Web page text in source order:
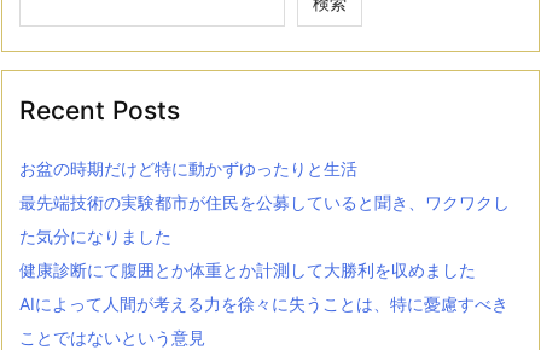
Recent Posts
お盆の時期だけど特に動かずゆったりと生活
最先端技術の実験都市が住民を公募していると聞き、ワクワクし
た気分になりました
健康診断にて腹囲とか体重とか計測して大勝利を収めました
AIによって人間が考える力を徐々に失うことは、特に憂慮すべき
ことではないという意見